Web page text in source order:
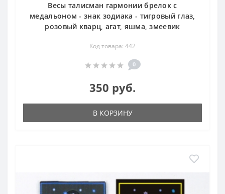
Весы талисман гармонии брелок с
медальоном - знак зодиака - тигровый глаз,
розовый кварц, агат, яшма, змеевик
Код товара: 442
0
350 руб.
В КОРЗИНУ